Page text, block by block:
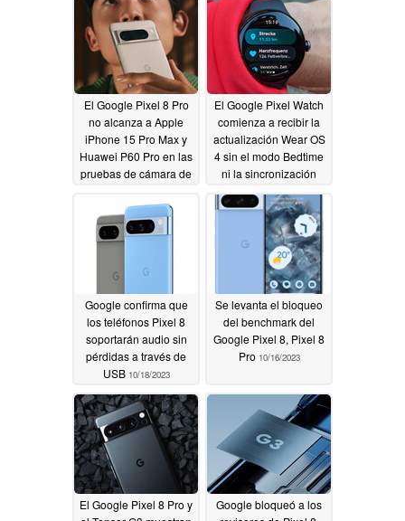
10/22/2023
El Google Pixel 8 Pro
no alcanza a Apple
iPhone 15 Pro Max y
Huawei P60 Pro en las
pruebas de cámara de
El Google Pixel Watch
comienza a recibir la
actualización Wear OS
4 sin el modo Bedtime
ni la sincronización
DND con el
smartphone10/19/2023
Google confirma que
los teléfonos Pixel 8
soportarán audio sin
pérdidas a través de
USB 10/18/2023
Se levanta el bloqueo
del benchmark del
Google Pixel 8, Pixel 8
Pro 10/16/2023
El Google Pixel 8 Pro y
Google bloqueó a los